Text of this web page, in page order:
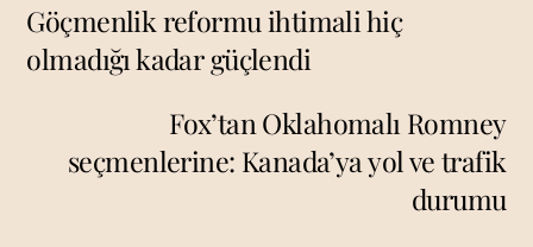
Göçmenlik reformu ihtimali hiç
olmadığı kadar güçlendi
Fox’tan Oklahomalı Romney
seçmenlerine: Kanada’ya yol ve trafik
durumu